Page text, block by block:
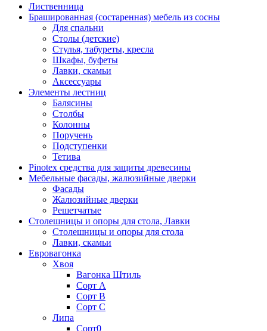
Лиственница
Брашированная (состаренная) мебель из сосны
Для спальни
Столы (детские)
Стулья, табуреты, кресла
Шкафы, буфеты
Лавки, скамьи
Аксессуары
Элементы лестниц
Балясины
Столбы
Колонны
Поручень
Подступенки
Тетива
Pinotex средства для защиты древесины
Мебельные фасады, жалюзийные дверки
Фасады
Жалюзийные дверки
Решетчатые
Столешницы и опоры для стола, Лавки
Столешницы и опоры для стола
Лавки, скамьи
Евровагонка
Хвоя
Вагонка Штиль
Сорт А
Сорт В
Сорт С
Липа
Сорт0